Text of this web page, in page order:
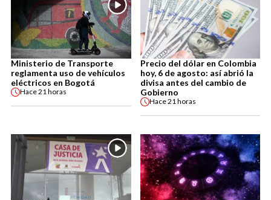
Ministerio de Transporte
reglamenta uso de vehículos
eléctricos en Bogotá
Hace21 horas
Precio del dólar en Colombia
hoy, 6 de agosto: así abrió la
divisa antes del cambio de
Gobierno
Hace21 horas